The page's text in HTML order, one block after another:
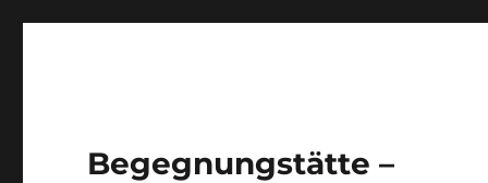
Begegnungstätte –